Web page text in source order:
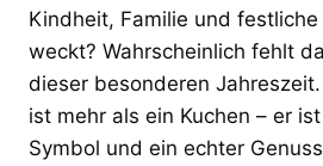
Kindheit, Familie und
weckt? Wahrscheinlich fehlt
dieser besonderen
ist mehr als ein Kuchen – er
Symbol und ein echter